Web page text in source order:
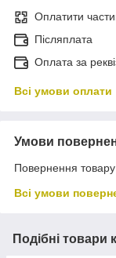
Оплатити
Післяплата
Оплата за
Всі умови оплати
Умови
Повернення
Всі умови
Подібні товари